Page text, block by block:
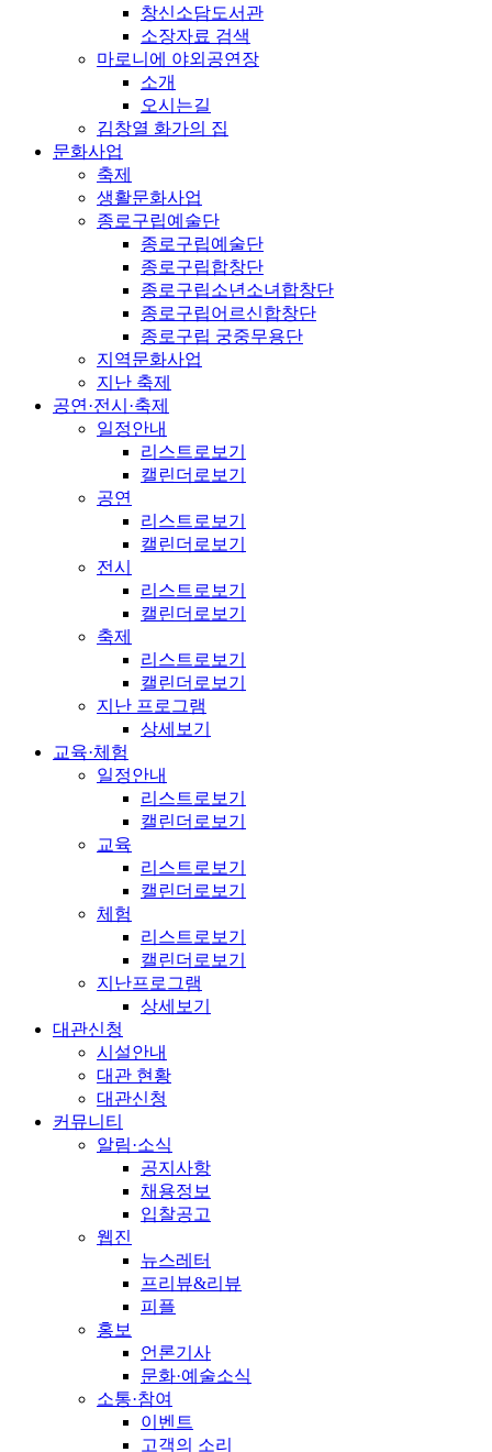
창신소담도서관
소장자료 검색
마로니에 야외공연장
소개
오시는길
김창열 화가의 집
문화사업
축제
생활문화사업
종로구립예술단
종로구립예술단
종로구립합창단
종로구립소년소녀합창단
종로구립어르신합창단
종로구립 궁중무용단
지역문화사업
지난 축제
공연·전시·축제
일정안내
리스트로보기
캘린더로보기
공연
리스트로보기
캘린더로보기
전시
리스트로보기
캘린더로보기
축제
리스트로보기
캘린더로보기
지난 프로그램
상세보기
교육·체험
일정안내
리스트로보기
캘린더로보기
교육
리스트로보기
캘린더로보기
체험
리스트로보기
캘린더로보기
지난프로그램
상세보기
대관신청
시설안내
대관 현황
대관신청
커뮤니티
알림·소식
공지사항
채용정보
입찰공고
웹진
뉴스레터
프리뷰&리뷰
피플
홍보
언론기사
문화·예술소식
소통·참여
이벤트
고객의 소리